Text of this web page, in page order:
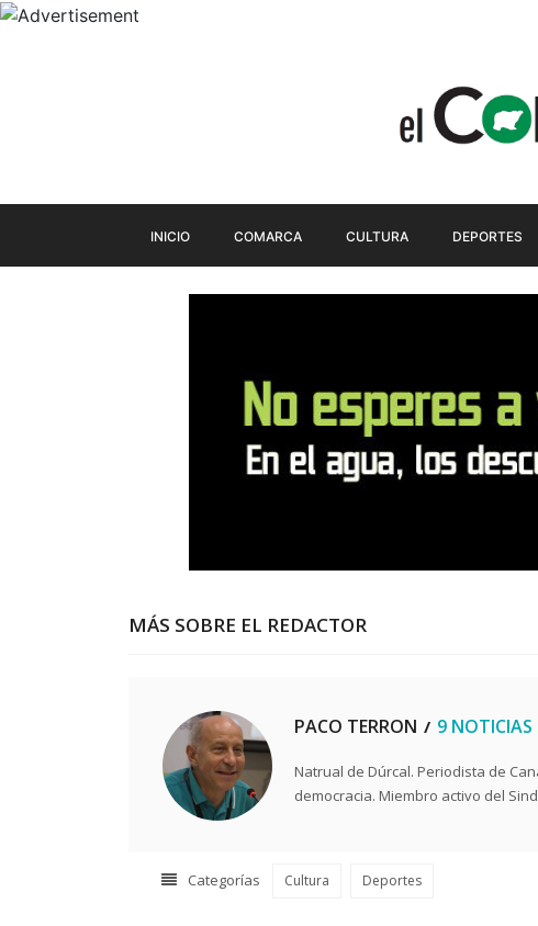
INICIO COMARCA CULTURA DEPORTES
MÁS SOBRE EL REDACTOR
PACO TERRON 9 NOTICIAS
Natrual de Dúrcal. Periodista de
democracia. Miembro activo del
Categorías Cultura Deportes